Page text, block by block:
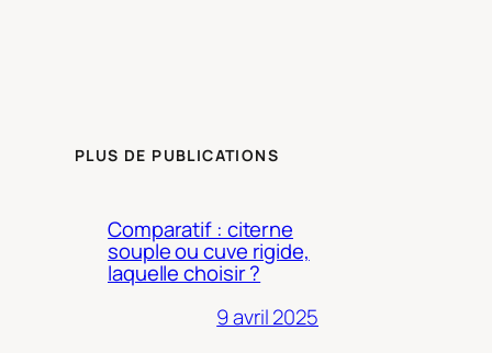
PLUS DE PUBLICATIONS
Comparatif : citerne
souple ou cuve rigide,
laquelle choisir ?
9 avril 2025